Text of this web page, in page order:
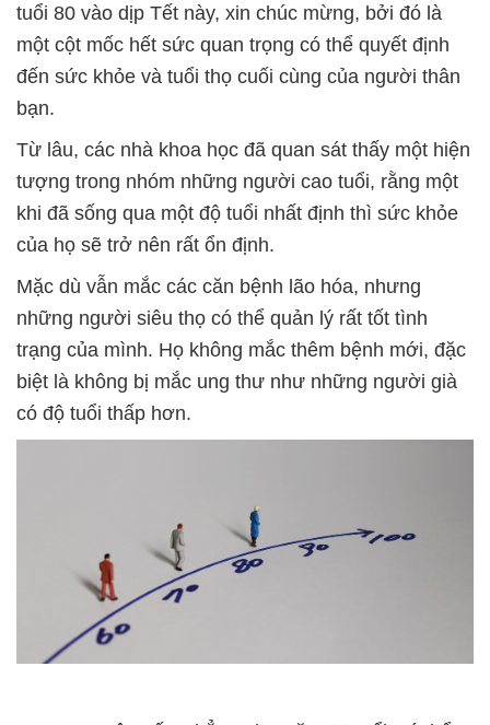
tuổi 80 vào dịp Tết này, xin chúc mừng, bởi đó là
một cột mốc hết sức quan trọng có thể quyết định
đến sức khỏe và tuổi thọ cuối cùng của người thân
bạn.
Từ lâu, các nhà khoa học đã quan sát thấy một hiện
tượng trong nhóm những người cao tuổi, rằng một
khi đã sống qua một độ tuổi nhất định thì sức khỏe
của họ sẽ trở nên rất ổn định.
Mặc dù vẫn mắc các căn bệnh lão hóa, nhưng
những người siêu thọ có thể quản lý rất tốt tình
trạng của mình. Họ không mắc thêm bệnh mới, đặc
biệt là không bị mắc ung thư như những người già
có độ tuổi thấp hơn.